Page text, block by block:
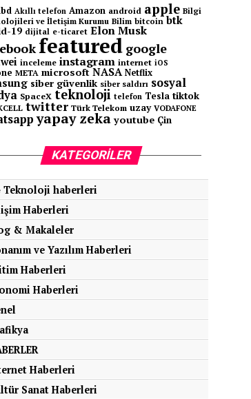
Akıllı telefon Amazon android apple Bilgi
ve İletişim Kurumu Bilim bitcoin btk
19 dijital e-ticaret Elon Musk
featured google
inceleme instagram internet iOS
META microsoft NASA Netflix
siber güvenlik siber saldırı sosyal
SpaceX teknoloji telefon Tesla tiktok
twitter Türk Telekom uzay VODAFONE
yapay zeka youtube Çin
KATEGORILER
Teknoloji haberleri
Haberleri
& Makaleler
ve Yazılım Haberleri
Haberleri
Haberleri
Haberleri
Sanat Haberleri